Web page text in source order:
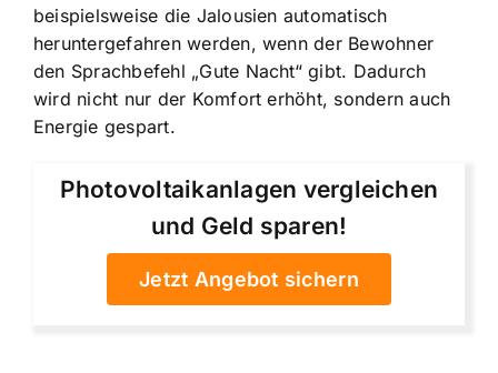
beispielsweise die Jalousien automatisch
heruntergefahren werden, wenn der Bewohner
den Sprachbefehl „Gute Nacht“ gibt. Dadurch
wird nicht nur der Komfort erhöht, sondern auch
Energie gespart.
Photovoltaikanlagen vergleichen
und Geld sparen!
Jetzt Angebot sichern